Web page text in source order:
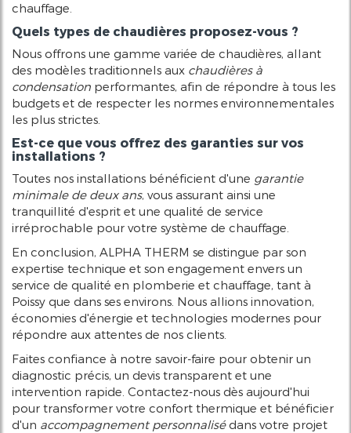
chauffage.
Quels types de chaudières proposez-vous ?
Nous offrons une gamme variée de chaudières, allant
des modèles traditionnels aux chaudières à
condensation performantes, afin de répondre à tous les
budgets et de respecter les normes environnementales
les plus strictes.
Est-ce que vous offrez des garanties sur vos
installations ?
Toutes nos installations bénéficient d'une garantie
minimale de deux ans, vous assurant ainsi une
tranquillité d'esprit et une qualité de service
irréprochable pour votre système de chauffage.
En conclusion, ALPHA THERM se distingue par son
expertise technique et son engagement envers un
service de qualité en plomberie et chauffage, tant à
Poissy que dans ses environs. Nous allions innovation,
économies d'énergie et technologies modernes pour
répondre aux attentes de nos clients.
Faites confiance à notre savoir-faire pour obtenir un
diagnostic précis, un devis transparent et une
intervention rapide. Contactez-nous dès aujourd'hui
pour transformer votre confort thermique et bénéficier
d'un accompagnement personnalisédans votre projet